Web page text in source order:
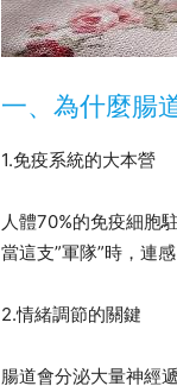
一、為什麼腸
1.免疫系統的大本營
人體70%的免疫細胞
當這支”軍隊”時，連
2.情緒調節的關鍵
腸道會分泌大量神經